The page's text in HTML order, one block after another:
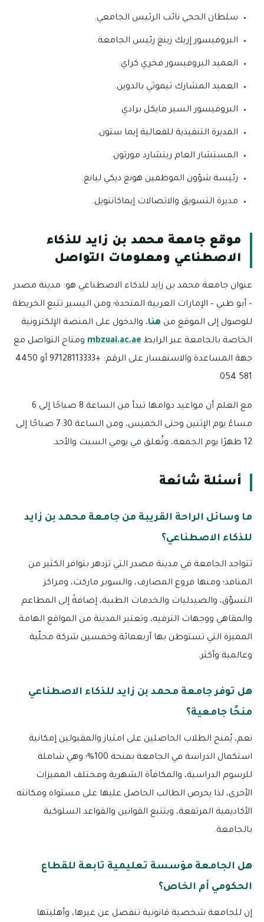
سلطان الحجي نائب الرئيس الجامعي.
البروفيسور إريك زينغ رئيس الجامعة.
العميد البروفيسور فخري كراي.
العميد المشارك تيموثي بالدوين.
البروفيسور السير مايكل برادي
المديرة التنفيذية للفعالية إيما ستون.
المستشار العام ريتشارد مورتون.
رئيسة شؤون الموظفين هونغ ديكي ليانغ.
مديرة التسويق والاتصالات إيماكانتويل.
موقع جامعة محمد بن زايد للذكاء
الاصطناعي ومعلومات التواصل
عنوان جامعة محمد بن زايد للذكاء الاصطناعي هو: مدينة مصدر
– أبو ظبي – الإمارات العربية المتحدة؛ ومن اليسير تتبع الخريطة
للوصول إلى الموقع من هنا، والدخول على المنصة الإلكترونية
الخاصة بالجامعة عبر الرابط mbzuai.ac.ae ومتاح التواصل مع
جهة المساعدة والاستفسار على الرقم: +97128113333 أو 4450
581 054
مع العلم أن مواعيد دوامها تبدأ من الساعة 8 صباحًا إلى 6
مساءً يوم الإثنين وحتى الخميس، ومن الساعة 7:30 صباحًا إلى
12 ظهرًا يوم الجمعة، وتُغلق في يومي السبت والأحد.
أسئلة شائعة
ما وسائل الراحة القريبة من جامعة محمد بن زايد
للذكاء الاصطناعي؟
تتواجد الجامعة في مدينة مصدر التي تزدهر بتوافر الكثير من
المنافذ؛ ومنها فروع المصارف، والسوبر ماركت، ومراكز
التسوّق، والصيدليات والخدمات الطبية، إضافةً إلى المطاعم
والمقاهي ووجهات الترفيه، وتعتبر المدينة من المواقع الهامة
المميزة التي تستوطن بها أربعمائة وخمسين شركة محلّية
وعالمية وأكثر.
هل توفر جامعة محمد بن زايد للذكاء الاصطناعي
منحًا جامعية؟
نعم، يُمنح الطلاب الحاصلين على امتياز والمقبولين إمكانية
استكمال الدراسة في الجامعة بمنحة 100%؛ وهي شاملة
للرسوم الدراسية، والمكافأة الشهرية ومختلف المميزات
الأخرى، لذا يحرص الطالب الحاصل عليها على مستواه ومكانته
الأكاديمية المرتفعة، ويتتبع القوانين والقواعد السلوكية
بالجامعة.
هل الجامعة مؤسسة تعليمية تابعة للقطاع
الحكومي أم الخاص؟
إن للجامعة شخصية قانونية تنفصل عن غيرها، وأهليتها